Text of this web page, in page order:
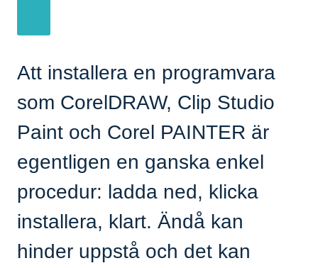
Att installera en programvara
som CorelDRAW, Clip Studio
Paint och Corel PAINTER är
egentligen en ganska enkel
procedur: ladda ned, klicka
installera, klart. Ändå kan
hinder uppstå och det kan